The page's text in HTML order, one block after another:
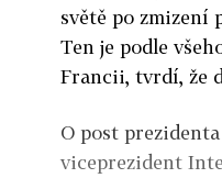
světě po zmizení
Ten je podle
Francii, tvrdí, že
O post
viceprezident